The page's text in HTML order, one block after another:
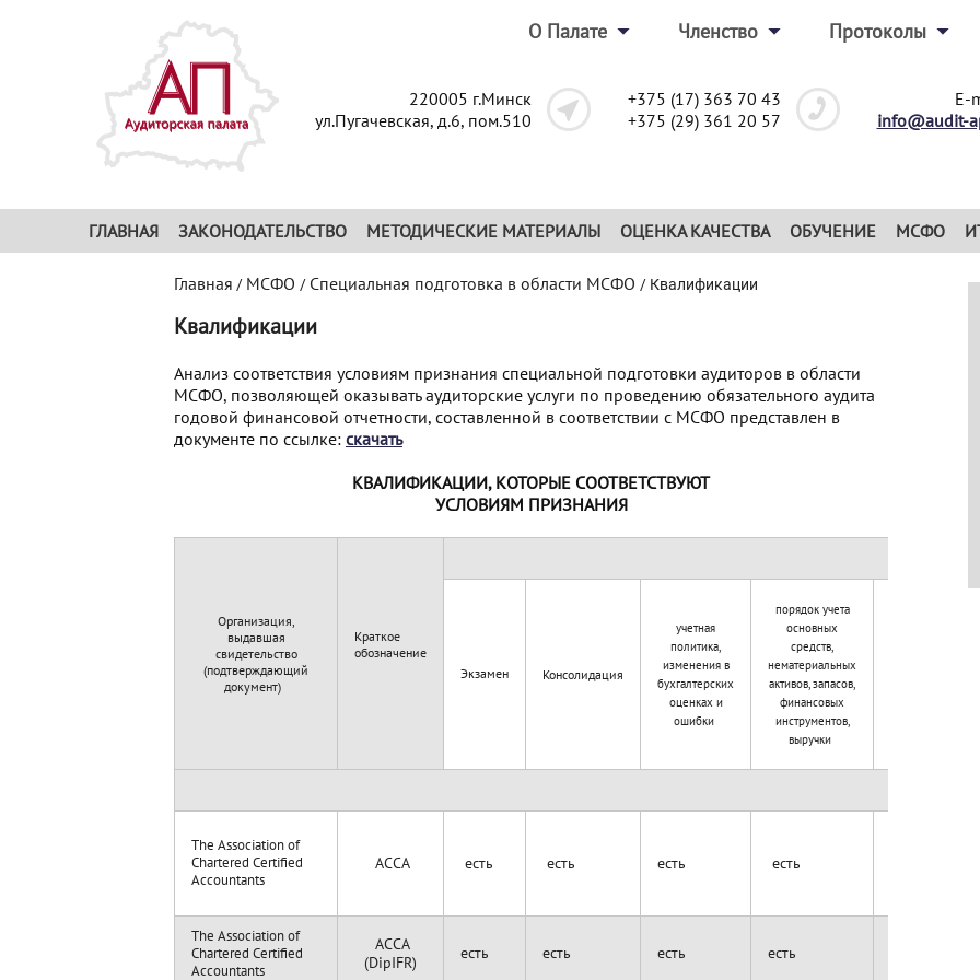
О Палате Членство Протоколы
220005 г.Минск
ул.Пугачевская, д.6, пом.510
+375 (17) 363 70 43
+375 (29) 361 20 57
E-
info@audit-
ГЛАВНАЯ ЗАКОНОДАТЕЛЬСТВО МЕТОДИЧЕСКИЕ МАТЕРИАЛЫ ОЦЕНКА КАЧЕСТВА ОБУЧЕНИЕ МСФО
Главная / МСФО / Специальная подготовка в области МСФО / Квалификации
Квалификации
Анализ соответствия условиям признания специальной подготовки аудиторов в области
МСФО, позволяющей оказывать аудиторские услуги по проведению обязательного аудита
годовой финансовой отчетности, составленной в соответствии с МСФО представлен в
документе по ссылке: скачать
КВАЛИФИКАЦИИ, КОТОРЫЕ СООТВЕТСТВУЮТ
УСЛОВИЯМ ПРИЗНАНИЯ
Организация,
выдавшая
свидетельство
(подтверждающий
документ)
Краткое
обозначение
Экзамен Консолидация
учетная
политика,
изменения в
бухгалтерских
оценках и
ошибки
порядок учета
основных
средств,
нематериальных
активов, запасов,
финансовых
инструментов,
выручки
The Association of
Chartered Certified
Accountants
ACCA есть есть есть есть
The Association of
Chartered Certified
Accountants
ACCA
(DipIFR)
есть есть есть есть